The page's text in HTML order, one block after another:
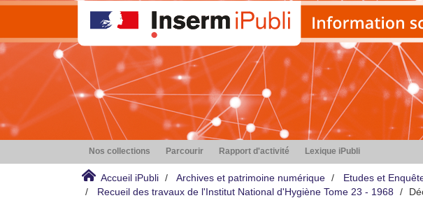
Nos collections Parcourir Rapport d'activité Lexique iPubli
Accueil iPubli Archives et patrimoine numérique Etudes et
Recueil des travaux de l'Institut National d'Hygiène Tome 23 - 1968